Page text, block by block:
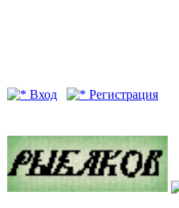
Вход
Регистрация